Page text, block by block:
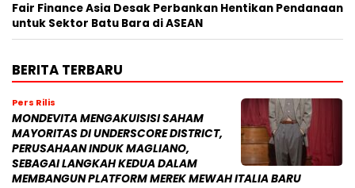
Fair Finance Asia Desak Perbankan Hentikan Pendanaan
untuk Sektor Batu Bara di ASEAN
BERITA TERBARU
Pers Rilis
MONDEVITA MENGAKUISISI SAHAM
MAYORITAS DI UNDERSCORE DISTRICT,
PERUSAHAAN INDUK MAGLIANO,
SEBAGAI LANGKAH KEDUA DALAM
MEMBANGUN PLATFORM MEREK MEWAH ITALIA BARU